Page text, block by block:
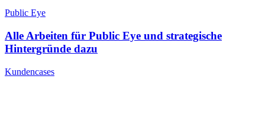
Public Eye
Alle Arbeiten für Public Eye und strategische
Hintergründe dazu
Kundencases